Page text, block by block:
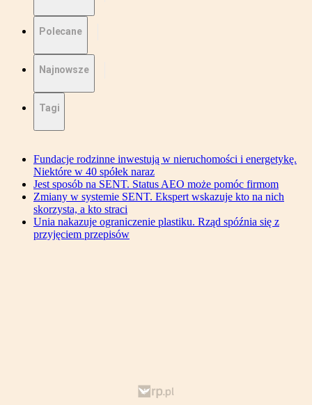
Polecane
Najnowsze
Tagi
Fundacje rodzinne inwestują w nieruchomości i energetykę.
Niektóre w 40 spółek naraz
Jest sposób na SENT. Status AEO może pomóc firmom
Zmiany w systemie SENT. Ekspert wskazuje kto na nich
skorzysta, a kto straci
Unia nakazuje ograniczenie plastiku. Rząd spóźnia się z
przyjęciem przepisów